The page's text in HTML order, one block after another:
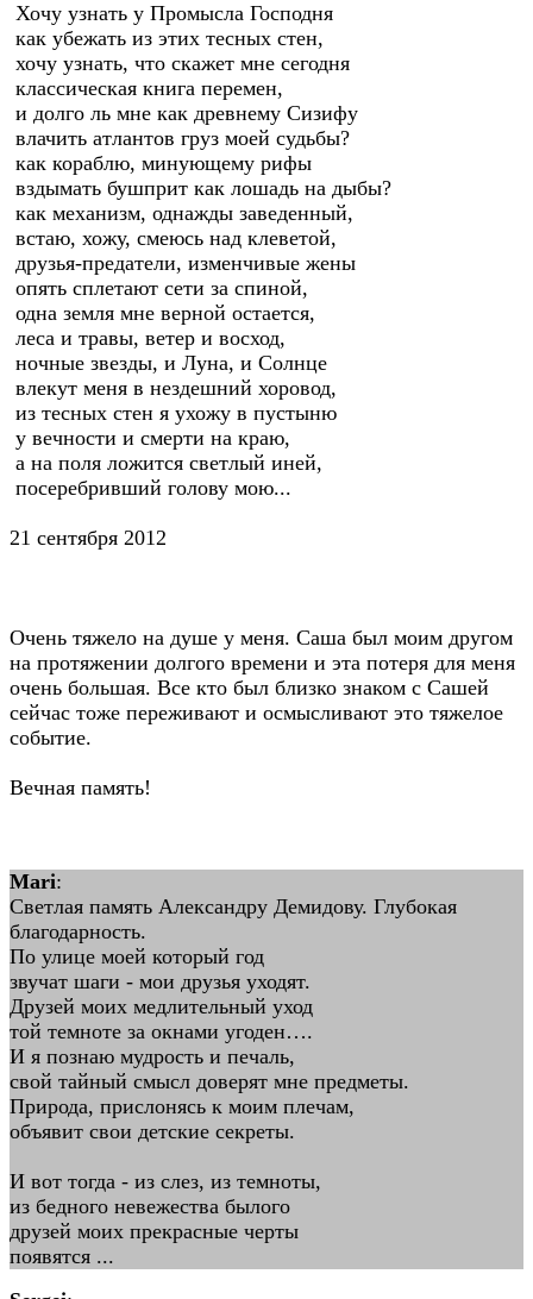
Хочу узнать у Промысла Господня
как убежать из этих тесных стен,
хочу узнать, что скажет мне сегодня
классическая книга перемен,
и долго ль мне как древнему Сизифу
влачить атлантов груз моей судьбы?
как кораблю, минующему рифы
вздымать бушприт как лошадь на дыбы?
как механизм, однажды заведенный,
встаю, хожу, смеюсь над клеветой,
друзья-предатели, изменчивые жены
опять сплетают сети за спиной,
одна земля мне верной остается,
леса и травы, ветер и восход,
ночные звезды, и Луна, и Солнце
влекут меня в нездешний хоровод,
из тесных стен я ухожу в пустыню
у вечности и смерти на краю,
а на поля ложится светлый иней,
посеребривший голову мою...
21 сентября 2012
Очень тяжело на душе у меня. Саша был моим другом
на протяжении долгого времени и эта потеря для меня
очень большая. Все кто был близко знаком с Сашей
сейчас тоже переживают и осмысливают это тяжелое
событие.
Вечная память!
Mari:
Светлая память Александру Демидову. Глубокая
благодарность.
По улице моей который год
звучат шаги - мои друзья уходят.
Друзей моих медлительный уход
той темноте за окнами угоден….
И я познаю мудрость и печаль,
свой тайный смысл доверят мне предметы.
Природа, прислонясь к моим плечам,
объявит свои детские секреты.
И вот тогда - из слез, из темноты,
из бедного невежества былого
друзей моих прекрасные черты
появятся ...